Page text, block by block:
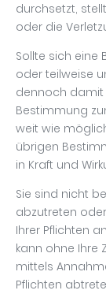
durchsetzt,
oder die
Sollte sich eine
oder teilweise
dennoch damit
Bestimmung
weit wie
übrigen
in Kraft und
Sie sind nicht
abzutreten
Ihrer Pflichten
kann ohne Ihre
mittels
Pflichten